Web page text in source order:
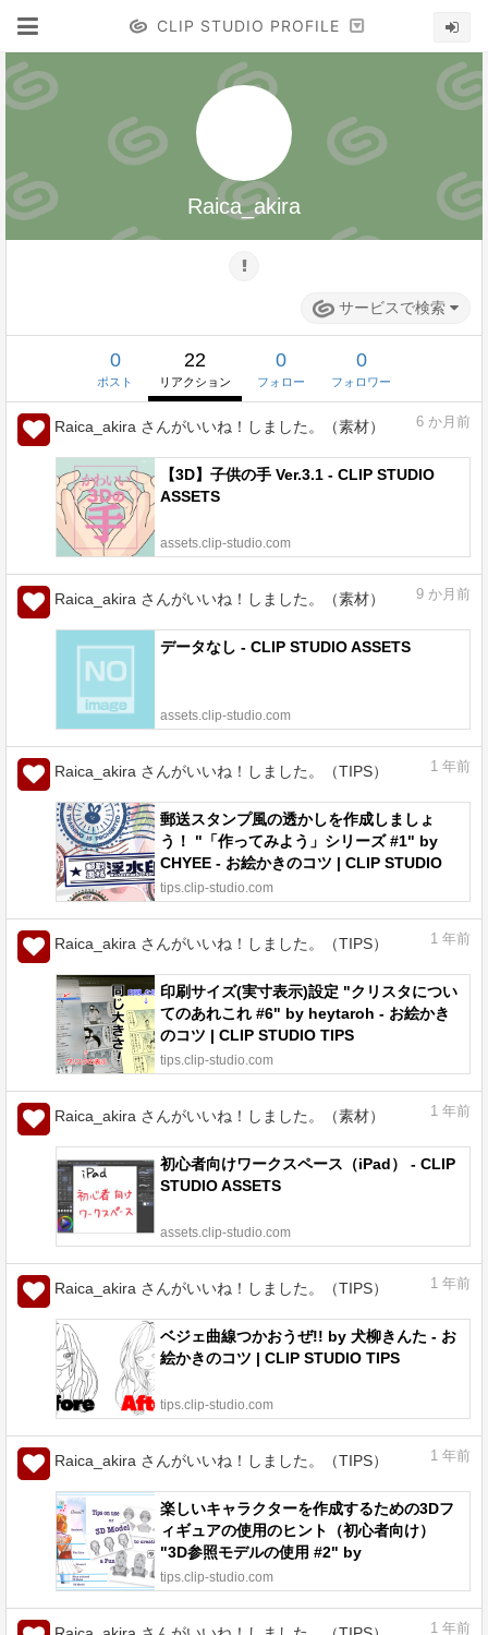
CLIP STUDIO PROFILE
Raica_akira
サービスで検索
0
ポスト
22
リアクション
0
フォロー
0
フォロワー
Raica_akira さんがいいね！しました。（素材） 6 か月前
【3D】子供の手 Ver.3.1 - CLIP STUDIO
ASSETS
assets.clip-studio.com
Raica_akira さんがいいね！しました。（素材） 9 か月前
データなし - CLIP STUDIO ASSETS
assets.clip-studio.com
Raica_akira さんがいいね！しました。（TIPS） 1 年前
郵送スタンプ風の透かしを作成しましょ
う！ "「作ってみよう」シリーズ #1" by
CHYEE - お絵かきのコツ | CLIP STUDIO
TIPS
tips.clip-studio.com
Raica_akira さんがいいね！しました。（TIPS） 1 年前
印刷サイズ(実寸表示)設定 "クリスタについ
てのあれこれ #6" by heytaroh - お絵かき
のコツ | CLIP STUDIO TIPS
tips.clip-studio.com
Raica_akira さんがいいね！しました。（素材） 1 年前
初心者向けワークスペース（iPad） - CLIP
STUDIO ASSETS
assets.clip-studio.com
Raica_akira さんがいいね！しました。（TIPS） 1 年前
ベジェ曲線つかおうぜ!! by 犬柳きんた - お
絵かきのコツ | CLIP STUDIO TIPS
tips.clip-studio.com
Raica_akira さんがいいね！しました。（TIPS） 1 年前
楽しいキャラクターを作成するための3Dフ
ィギュアの使用のヒント（初心者向け）
"3D参照モデルの使用 #2" by
is.AÖD(⁠☆⁠▽⁠☆⁠) - お絵かきのコツ | CLIP
STUDIO TIPS
tips.clip-studio.com
1 年前